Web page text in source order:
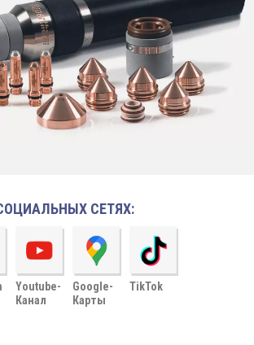
СОЦИАЛЬНЫХ СЕТЯХ:
Youtube-
Канал
Google-
Карты
TikTok